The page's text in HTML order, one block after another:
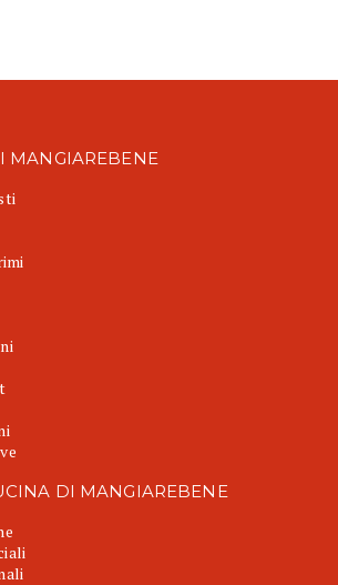
MANGIAREBENE
DI MANGIAREBENE